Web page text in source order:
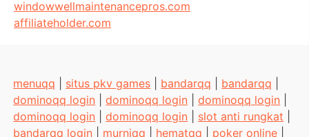
windowwellmaintenancepros.com
affiliateholder.com
menuqq situs pkv games bandarqq bandarqq
dominoqq login |dominoqq login |dominoqq login
dominoqq login |dominoqq login slot anti rungkat
bandarqq login
murniqq hematqq poker online